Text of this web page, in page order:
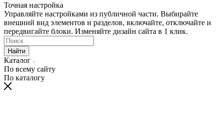
Точная настройка
Управляйте настройками из публичной части. Выбирайте
внешний вид элементов и разделов, включайте, отключайте и
передвигайте блоки. Изменяйте дизайн сайта в 1 клик.
Найти
Каталог
По всему сайту
По каталогу